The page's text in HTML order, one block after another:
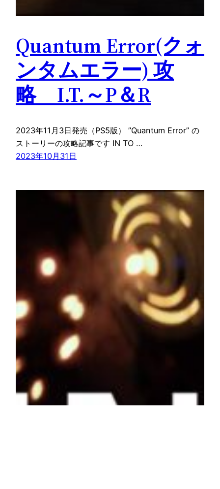
Quantum Error(クォ
ンタムエラー) 攻
略 I.T.～P＆R
2023年11月3日発売（PS5版） ”Quantum Error” の
ストーリーの攻略記事です IN TO …
2023年10月31日